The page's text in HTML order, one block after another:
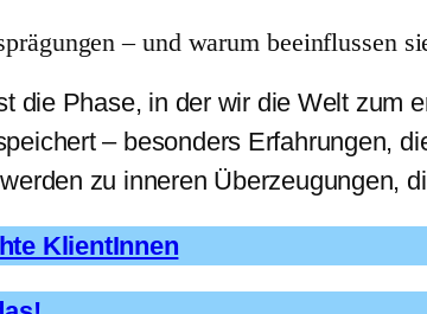
– und warum beeinflussen
die Phase, in der wir die Welt zum
– besonders Erfahrungen,
zu inneren Überzeugungen,
KlientInnen